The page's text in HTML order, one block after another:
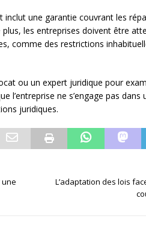
une garantie couvrant les
les entreprises doivent être
comme des restrictions
ou un expert juridique pour
l’entreprise ne s’engage pas
juridiques.
une
L’adaptation des lois